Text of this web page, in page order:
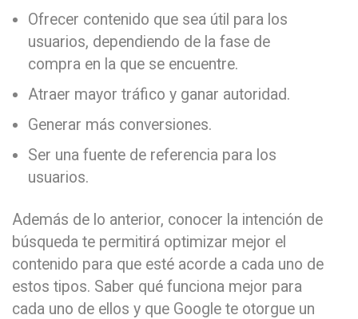
Ofrecer contenido que sea útil para los
usuarios, dependiendo de la fase de
compra en la que se encuentre.
Atraer mayor tráfico y ganar autoridad.
Generar más conversiones.
Ser una fuente de referencia para los
usuarios.
Además de lo anterior, conocer la intención de
búsqueda te permitirá optimizar mejor el
contenido para que esté acorde a cada uno de
estos tipos. Saber qué funciona mejor para
cada uno de ellos y que Google te otorgue un